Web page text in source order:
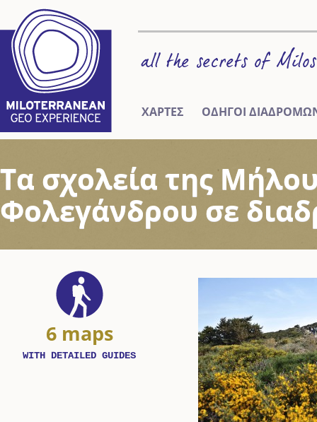
ΧΑΡΤΕΣ ΟΔΗΓΟΙ
Τα σχολεία της
Φολεγάνδρου σε
6 maps
WITH DETAILED GUIDES